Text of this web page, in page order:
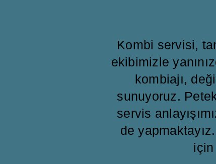
Kombi servisi,
ekibimizle
kombiajı,
sunuyoruz.
servis
de